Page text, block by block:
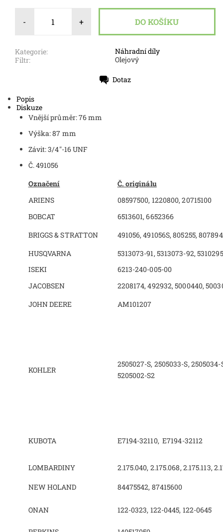
- +
Kategorie:
Náhradní díly
Filtr:
Olejový
Dotaz
Popis
Diskuze
Vnější průměr: 76 mm
Výška: 87 mm
Závit: 3/4"-16 UNF
Č. 491056
Označení
Č. originálu
ARIENS
08597500, 1220800, 20715100
BOBCAT
6513601, 6652366
BRIGGS & STRATTON
491056, 491056S, 805255, 807894
HUSQVARNA
5313073-91, 5313073-92,
ISEKI
6213-240-005-00
JACOBSEN
2208174, 492932, 5000440,
JOHN DEERE
AM101207
KOHLER
2505027-S, 2505033-S, 2505034-
5205002-S2
KUBOTA E7194-32110, E7194-32112
LOMBARDINY 2.175.040, 2.175.068, 2.175.113,
NEW HOLAND 84475542, 87415600
ONAN 122-0323, 122-0445, 122-0645